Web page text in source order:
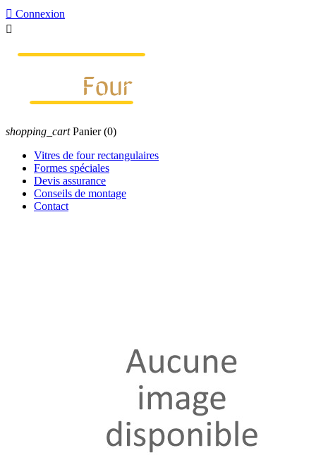
 Connexion

shopping_cart Panier (0)
Vitres de four rectangulaires
Formes spéciales
Devis assurance
Conseils de montage
Contact